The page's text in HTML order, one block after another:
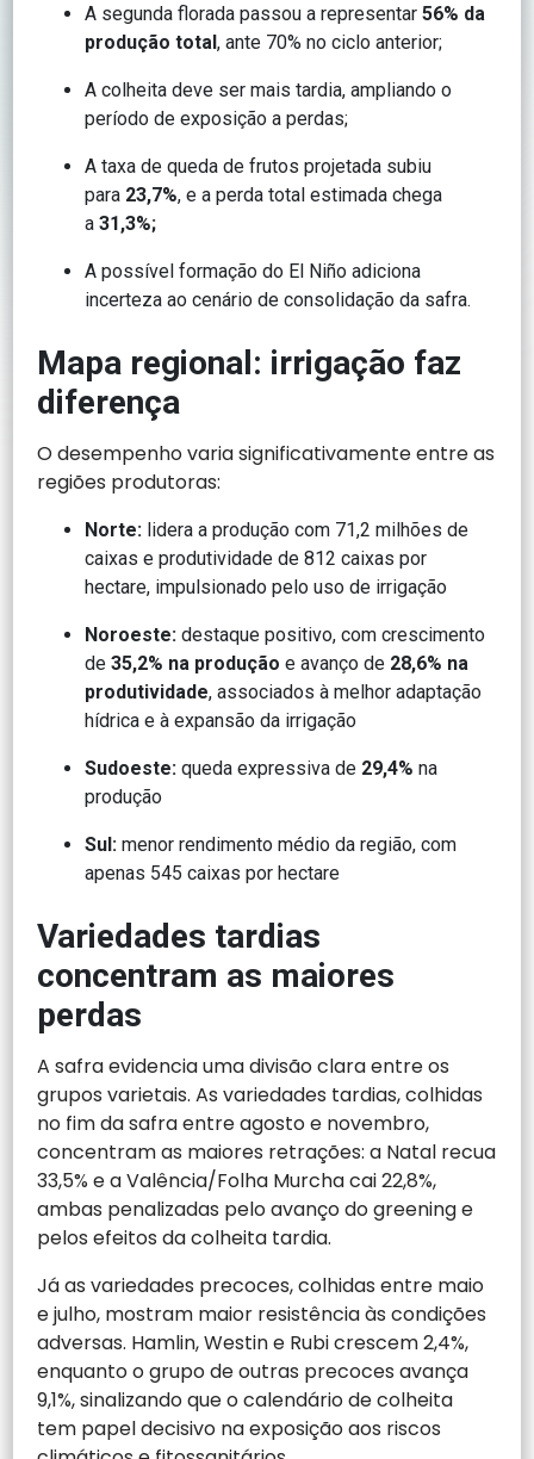
A segunda florada passou a representar56% da
produção total, ante 70% no ciclo anterior;
A colheita deve ser mais tardia, ampliando o
período de exposição a perdas;
A taxa de queda de frutos projetada subiu
para 23,7%, e a perda total estimada chega
a31,3%;
A possível formação do El Niño adiciona
incerteza ao cenário de consolidação da safra.
Mapa regional: irrigação faz
diferença
O desempenho varia significativamente entre as
regiões produtoras:
Norte: lidera a produção com 71,2 milhões de
caixas e produtividade de 812 caixas por
hectare, impulsionado pelo uso de irrigação
Noroeste: destaque positivo, com crescimento
de35,2% na produção e avanço de 28,6% na
produtividade, associados à melhor adaptação
hídrica e à expansão da irrigação
Sudoeste: queda expressiva de 29,4% na
produção
Sul: menor rendimento médio da região, com
apenas 545 caixas por hectare
Variedades tardias
concentram as maiores
perdas
A safra evidencia uma divisão clara entre os
grupos varietais. As variedades tardias, colhidas
no fim da safra entre agosto e novembro,
concentram as maiores retrações: a Natal recua
33,5% e a Valência/Folha Murcha cai 22,8%,
ambas penalizadas pelo avanço do greening e
pelos efeitos da colheita tardia.
Já as variedades precoces, colhidas entre maio
e julho, mostram maior resistência às condições
adversas. Hamlin, Westin e Rubi crescem 2,4%,
enquanto o grupo de outras precoces avança
9,1%, sinalizando que o calendário de colheita
tem papel decisivo na exposição aos riscos